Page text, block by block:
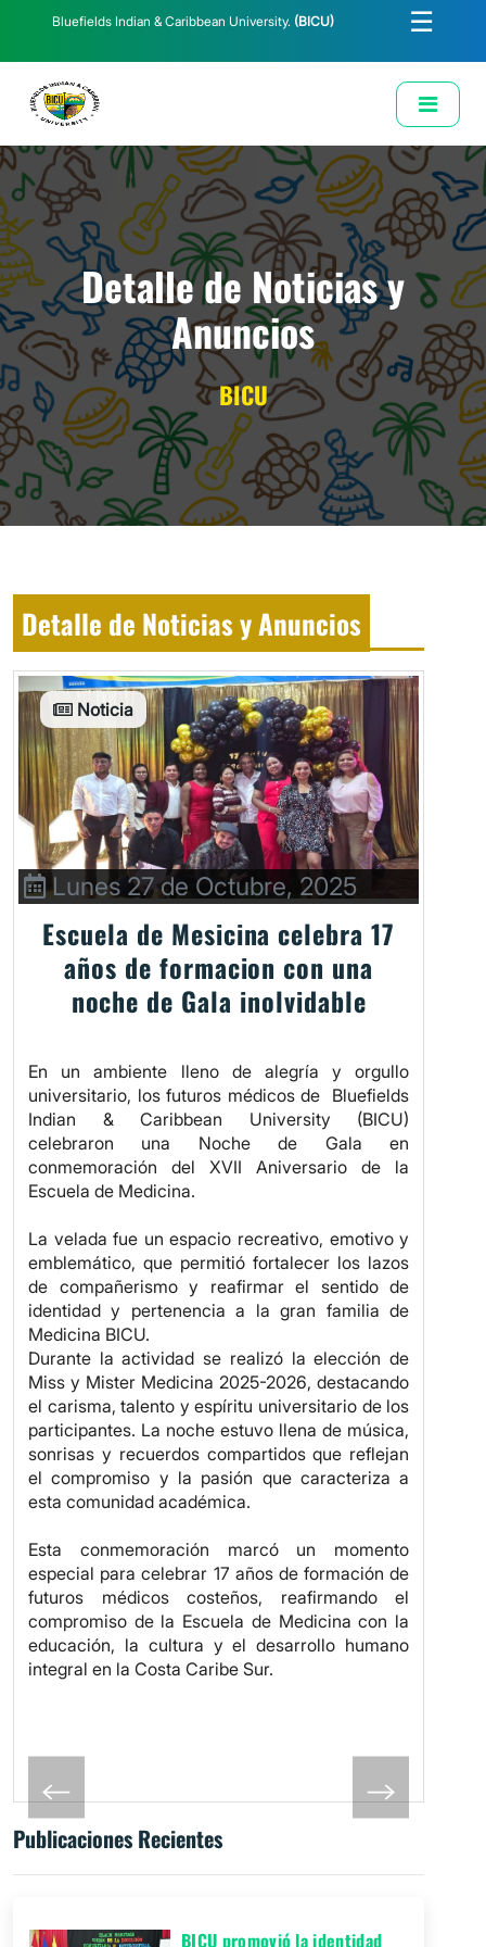
Bluefields Indian & Caribbean University. (BICU) ☰
Solicitud de Correo Institucional
Detalle de Noticias y
Anuncios
BICU
Detalle de Noticias y Anuncios
Noticia
Lunes 27 de Octubre, 2025
Escuela de Mesicina celebra 17
años de formacion con una
noche de Gala inolvidable
En un ambiente lleno de alegría y orgullo
universitario, los futuros médicos de Bluefields
Indian & Caribbean University (BICU)
celebraron una Noche de Gala en
conmemoración del XVII Aniversario de la
Escuela de Medicina.
La velada fue un espacio recreativo, emotivo y
emblemático, que permitió fortalecer los lazos
de compañerismo y reafirmar el sentido de
identidad y pertenencia a la gran familia de
Medicina BICU.
Durante la actividad se realizó la elección de
Miss y Mister Medicina 2025-2026, destacando
el carisma, talento y espíritu universitario de los
participantes. La noche estuvo llena de música,
sonrisas y recuerdos compartidos que reflejan
el compromiso y la pasión que caracteriza a
esta comunidad académica.
Esta conmemoración marcó un momento
especial para celebrar 17 años de formación de
futuros médicos costeños, reafirmando el
compromiso de la Escuela de Medicina con la
educación, la cultura y el desarrollo humano
integral en la Costa Caribe Sur.
Publicaciones Recientes
BICU promovió la identidad